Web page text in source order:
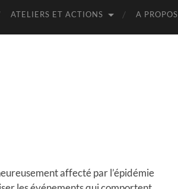
ATELIERS ET ACTIONS A PROPOS
affecté par l’épidémie